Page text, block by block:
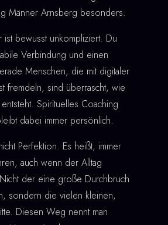
Männer Arnsberg besonders.
ist bewusst unkompliziert. Du
Verbindung und einen
Menschen, die mit digitaler
fremdeln, sind überrascht, wie
Spirituelles Coaching
dabei immer persönlich.
Perfektion. Es heißt, immer
auch wenn der Alltag
der eine große Durchbruch
sondern die vielen kleinen,
Diesen Weg nennt man